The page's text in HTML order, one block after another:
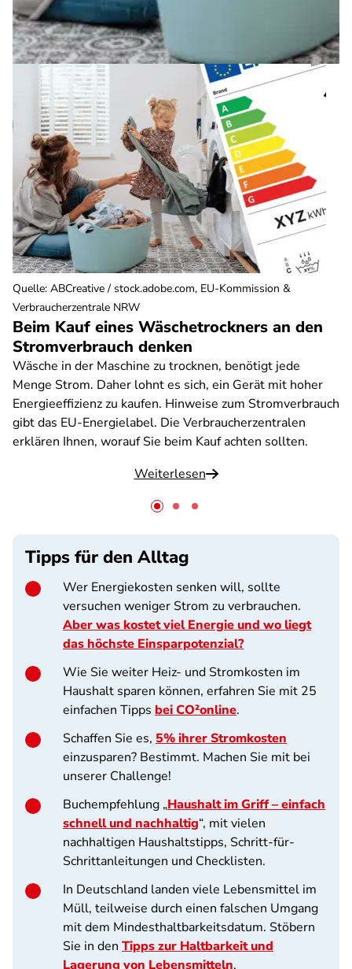
Beim Kauf eines Wäschetrockners an den
Stromverbrauch denken
Wäsche in der Maschine zu trocknen, benötigt jede
Menge Strom. Daher lohnt es sich, ein Gerät mit hoher
Energieeffizienz zu kaufen. Hinweise zum Stromverbrauch
gibt das EU-Energielabel. Die Verbraucherzentralen
erklären Ihnen, worauf Sie beim Kauf achten sollten.
Weiterlesen
Quelle: ABCreative / stock.adobe.com, EU-Kommission &
Verbraucherzentrale NRW
Tipps für den Alltag
Wer Energiekosten senken will, sollte
versuchen weniger Strom zu verbrauchen.
Aber was kostet viel Energie und wo liegt
das höchste Einsparpotenzial?
Wie Sie weiter Heiz- und Stromkosten im
Haushalt sparen können, erfahren Sie mit 25
einfachen Tipps bei CO²online.
Schaffen Sie es, 5% ihrer Stromkosten
einzusparen? Bestimmt. Machen Sie mit bei
unserer Challenge!
Buchempfehlung „Haushalt im Griff – einfach
schnell und nachhaltig“, mit vielen
nachhaltigen Haushaltstipps, Schritt-für-
Schrittanleitungen und Checklisten.
In Deutschland landen viele Lebensmittel im
Müll, teilweise durch einen falschen Umgang
mit dem Mindesthaltbarkeitsdatum. Stöbern
Sie in den Tipps zur Haltbarkeit und
Lagerung von Lebensmitteln.